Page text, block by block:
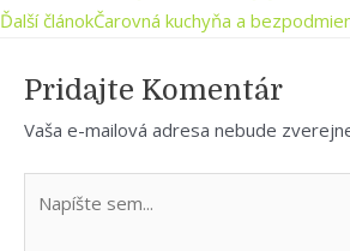
Ďalší článokČarovná kuchyňa a
Pridajte Komentár
Vaša e-mailová adresa nebude
sem...